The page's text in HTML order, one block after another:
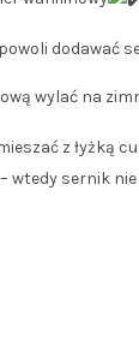
dodawać
wylać na
z łyżką
wtedy sernik